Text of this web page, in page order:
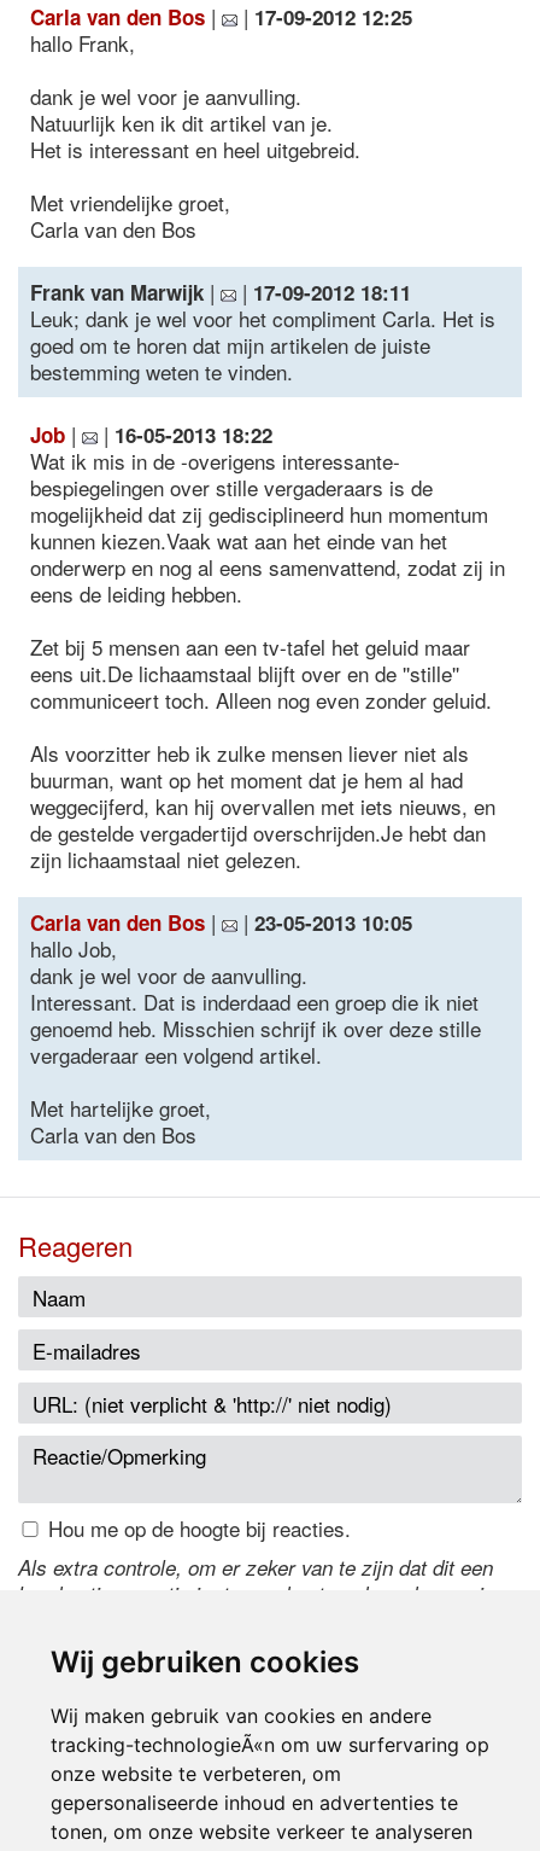
Wij gebruiken cookies
Wij maken gebruik van cookies en andere
tracking-technologieÃ«n om uw surfervaring op
onze website te verbeteren, om
gepersonaliseerde inhoud en advertenties te
tonen, om onze website verkeer te analyseren
Carla van den Bos | | 17-09-2012 12:25
hallo Frank,
dank je wel voor je aanvulling.
Natuurlijk ken ik dit artikel van je.
Het is interessant en heel uitgebreid.
Met vriendelijke groet,
Carla van den Bos
Frank van Marwijk | | 17-09-2012 18:11
Leuk; dank je wel voor het compliment Carla. Het is
goed om te horen dat mijn artikelen de juiste
bestemming weten te vinden.
Job | | 16-05-2013 18:22
Wat ik mis in de -overigens interessante-
bespiegelingen over stille vergaderaars is de
mogelijkheid dat zij gedisciplineerd hun momentum
kunnen kiezen.Vaak wat aan het einde van het
onderwerp en nog al eens samenvattend, zodat zij in
eens de leiding hebben.
Zet bij 5 mensen aan een tv-tafel het geluid maar
eens uit.De lichaamstaal blijft over en de ''stille''
communiceert toch. Alleen nog even zonder geluid.
Als voorzitter heb ik zulke mensen liever niet als
buurman, want op het moment dat je hem al had
weggecijferd, kan hij overvallen met iets nieuws, en
de gestelde vergadertijd overschrijden.Je hebt dan
zijn lichaamstaal niet gelezen.
Carla van den Bos | | 23-05-2013 10:05
hallo Job,
dank je wel voor de aanvulling.
Interessant. Dat is inderdaad een groep die ik niet
genoemd heb. Misschien schrijf ik over deze stille
vergaderaar een volgend artikel.
Met hartelijke groet,
Carla van den Bos
Reageren
Hou me op de hoogte bij reacties.
Als extra controle, om er zeker van te zijn dat dit een
handmatige reactie is, typ onderstaande code over in
de code te wijzigen.